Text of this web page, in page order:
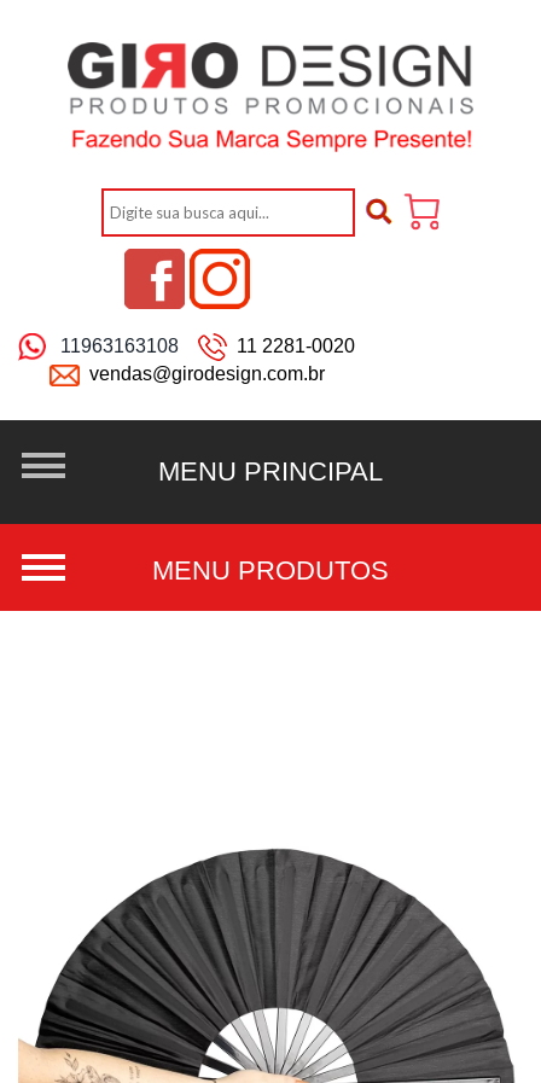
11963163108
11 2281-0020
vendas@girodesign.com.br